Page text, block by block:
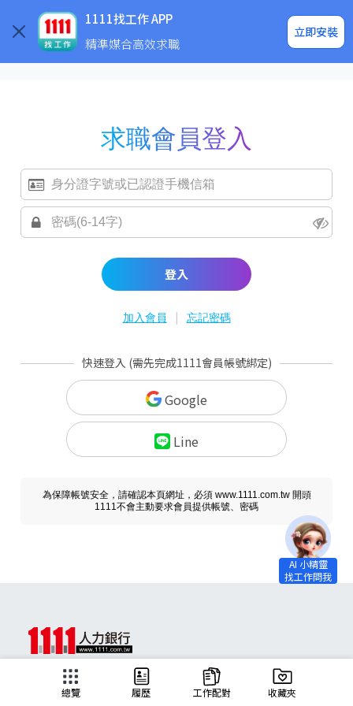
1111找工作 APP
精準媒合高效求職
立即安裝
企業求才
求職會員登入
登入
加入會員 | 忘記密碼
快速登入 (需先完成1111會員帳號綁定)
Google
Line
為保障帳號安全，請確認本頁網址，必須 www.1111.com.tw 開頭
1111不會主動要求會員提供帳號、密碼
總覽 履歷 工作配對 收藏夾